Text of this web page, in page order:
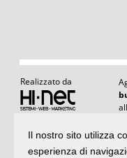
Realizzato da
Il nostro sito utilizza
esperienza di